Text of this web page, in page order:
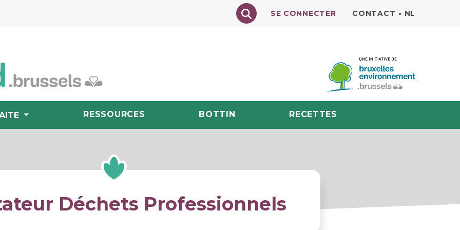
Texte à rechercher
SE CONNECTER CONTACT • NL
RESSOURCES BOTTIN RECETTES
Déchets Professionnels